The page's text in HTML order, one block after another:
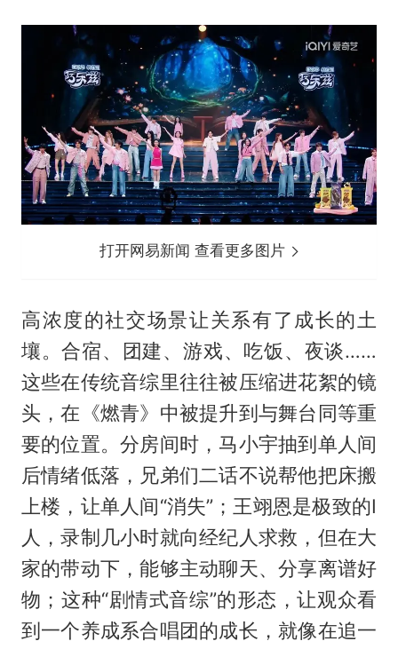
打开网易新闻 查看更多图片
高浓度的社交场景让关系有了成长的土
壤。合宿、团建、游戏、吃饭、夜谈……
这些在传统音综里往往被压缩进花絮的镜
头，在《燃青》中被提升到与舞台同等重
要的位置。分房间时，马小宇抽到单人间
后情绪低落，兄弟们二话不说帮他把床搬
上楼，让单人间“消失”；王翊恩是极致的I
人，录制几小时就向经纪人求救，但在大
家的带动下，能够主动聊天、分享离谱好
物；这种“剧情式音综”的形态，让观众看
到一个养成系合唱团的成长，就像在追一